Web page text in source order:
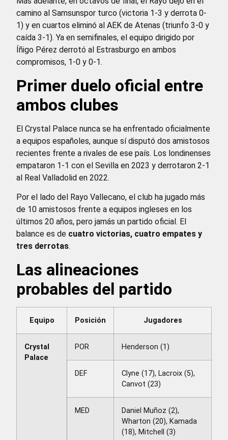
camino al Samsunspor turco (victoria 1-3 y derrota 0-
1) y en cuartos eliminó al AEK de Atenas (triunfo 3-0 y
caída 3-1). Ya en semifinales, el equipo dirigido por
Íñigo Pérez derrotó al Estrasburgo en ambos
compromisos, 1-0 y 0-1.
Primer duelo oficial entre
ambos clubes
El Crystal Palace nunca se ha enfrentado oficialmente
a equipos españoles, aunque sí disputó dos amistosos
recientes frente a rivales de ese país. Los londinenses
empataron 1-1 con el Sevilla en 2023 y derrotaron 2-1
al Real Valladolid en 2022.
Por el lado del Rayo Vallecano, el club ha jugado más
de 10 amistosos frente a equipos ingleses en los
últimos 20 años, pero jamás un partido oficial. El
balance es de cuatro victorias, cuatro empates y
tres derrotas.
Las alineaciones
probables del partido
Equipo Posición Jugadores
Crystal
Palace
POR Henderson (1)
DEF
Clyne (17), Lacroix (5),
Canvot (23)
MED
Daniel Muñoz (2),
Wharton (20), Kamada
(18), Mitchell (3)